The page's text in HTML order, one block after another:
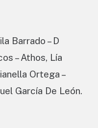
Barrado – D
– Athos, Lía
Ortega –
García De León.